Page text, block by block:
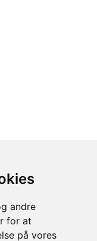
andre
for at
på vores